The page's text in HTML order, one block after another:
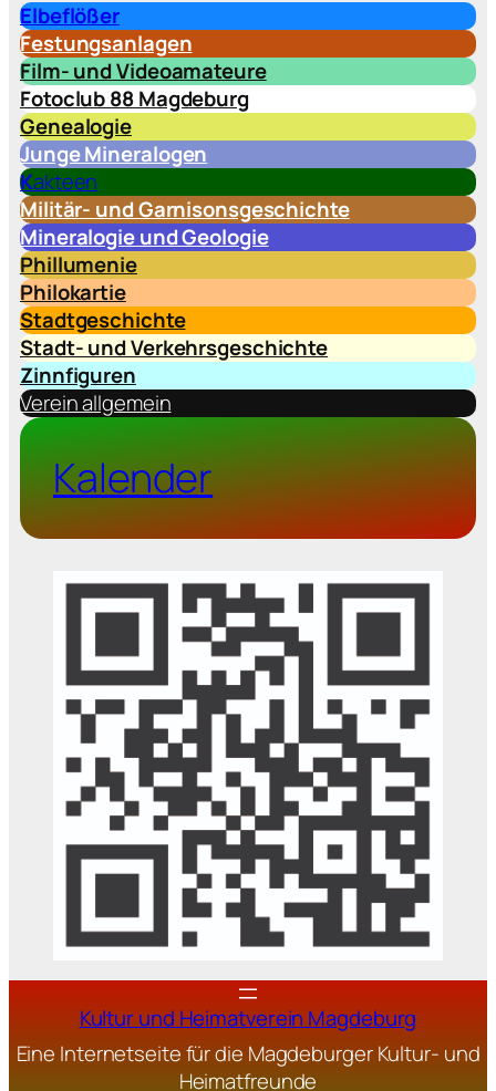
Elbeflößer
Festungsanlagen
Film- und Videoamateure
Fotoclub 88 Magdeburg
Genealogie
Junge Mineralogen
Kakteen
Militär- und Garnisonsgeschichte
Mineralogie und Geologie
Phillumenie
Philokartie
Stadtgeschichte
Stadt- und Verkehrsgeschichte
Zinnfiguren
Verein allgemein
Kalender
Kultur und Heimatverein Magdeburg
Eine Internetseite für die Magdeburger Kultur- und
Heimatfreunde